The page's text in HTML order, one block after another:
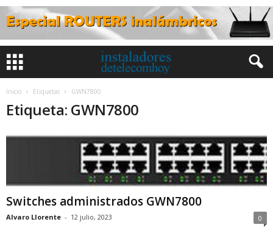
Inicio Etiquetas GWN7800
Etiqueta: GWN7800
Switches administrados GWN7800
Alvaro Llorente - 12 julio, 2023 0